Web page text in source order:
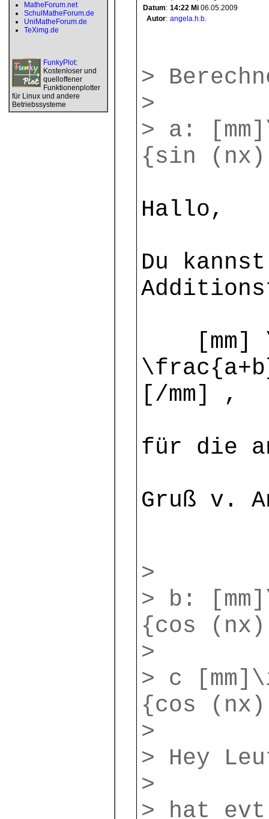
MatheForum.net
SchulMatheForum.de
UniMatheForum.de
TeXimg.de
FunkyPlot:
Kostenloser und
quelloffener
Funktionenplotter
für Linux und andere
Betriebssysteme
Datum: 14:22 Mi 06.05.2009
Autor: angela.h.b.
>
>
> a:
{sin (nx)
Hallo,
Du
[mm]
[/mm] ,
für die
Gruß v.
>
> b:
{cos (nx)
>
> c
{cos
>
> Hey
>
> hat